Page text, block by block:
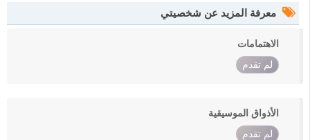
معرفة المزيد عن شخصيتي
الاهتمامات
لم تقدم
الأذواق الموسيقية
لم تقدم